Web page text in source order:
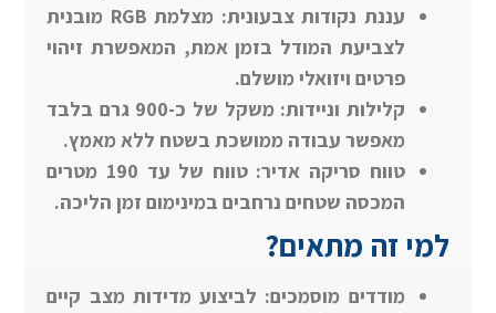
עננת נקודות צבעונית: מצלמת RGB מובנית
לצביעת המודל בזמן אמת, המאפשרת זיהוי
פרטים ויזואלי מושלם.
קלילות וניידות: משקל של כ-900 גרם בלבד
מאפשר עבודה ממושכת בשטח ללא מאמץ.
טווח סריקה אדיר: טווח של עד 190 מטרים
המכסה שטחים נרחבים במינימום זמן הליכה.
למי זה מתאים?
מודדים מוסמכים: לביצוע מדידות מצב קיים